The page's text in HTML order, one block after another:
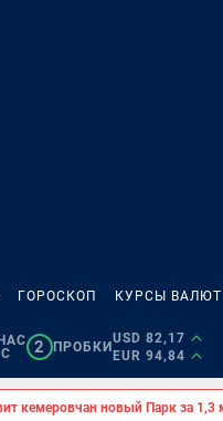
ГОРОСКОП КУРСЫ ВАЛЮТ
2 ПРОБКИ
USD 82,17
EUR 94,84
кемеровчан новый Парк за 1,3